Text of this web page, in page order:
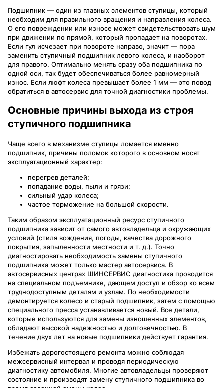
Подшипник — один из главных элементов ступицы, который
необходим для правильного вращения и направления колеса.
О его повреждении или износе может свидетельствовать шум
при движении по прямой, который пропадает на поворотах.
Если гул исчезает при повороте направо, значит — пора
заменить ступичный подшипник левого колеса, и наоборот
для правого. Оптимально менять сразу оба подшипника по
одной оси, так будет обеспечиваться более равномерный
износ. Если люфт колеса превышает более 1 мм — это повод
обратиться в автосервис для точной диагностики проблемы.
Основные причины выхода из строя
ступичного подшипника
Чаще всего в механизме ступицы ломается именно
подшипник, причины поломок которого в основном носят
эксплуатационный характер:
перегрев деталей;
попадание воды, пыли и грязи;
сильный удар колеса;
частое торможение на большой скорости.
Таким образом эксплуатационный ресурс ступичного
подшипника зависит от самого автовладельца и окружающих
условий (стиля вождения, погоды, качества дорожного
покрытия, запыленности местности и т. д.). Точно
диагностировать необходимость замены ступичного
подшипника может только мастер автосервиса. В
автосервисных центрах ШИНСЕРВИС диагностика проводится
на специальном подъемнике, дающем доступ и обзор ко всем
труднодоступным деталям и узлам. По необходимости
демонтируется колесо и старый подшипник, затем с помощью
специального пресса устанавливается новый. Все детали,
которые используются для замены изношенных элементов,
обладают высокой надежностью и долговечностью. В
течение двух лет на новые подшипники действует гарантия.
Избежать дорогостоящего ремонта можно соблюдая
межсервисный интервал и проводя периодическую
диагностику автомобиля. Многие автовладельцы проверяют
состояние и производят замену ступичного подшипника во